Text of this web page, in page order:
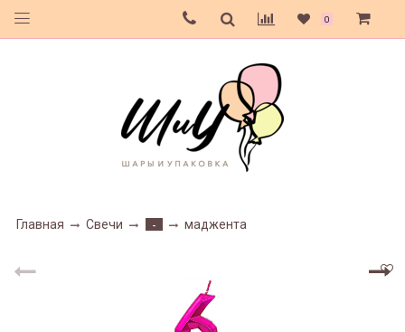
0
Главная Свечи - маджента